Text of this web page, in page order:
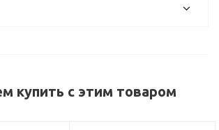
купить с этим товаром